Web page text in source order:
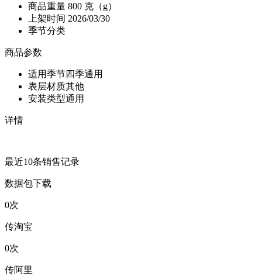
商品重量 800 克（g）
上架时间 2026/03/30
季节分类
商品参数
适用季节四季通用
表层材质其他
安装类型通用
详情
最近10条销售记录
数据包下载
0次
传淘宝
0次
传阿里